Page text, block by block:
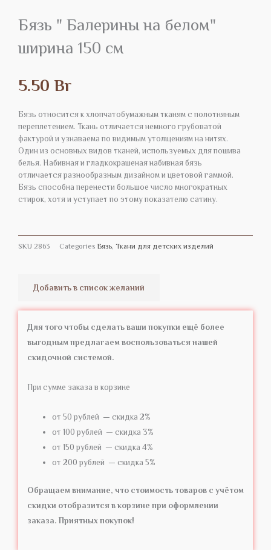
Бязь " Балерины на белом"
ширина 150 см
5.50 Br
Бязь относится к хлопчатобумажным тканям с полотняным
переплетением. Ткань отличается немного грубоватой
фактурой и узнаваема по видимым утолщениям на нитях.
Один из основных видов тканей, используемых для пошива
белья. Набивная и гладкокрашеная набивная бязь
отличается разнообразным дизайном и цветовой гаммой.
Бязь способна перенести большое число многократных
стирок, хотя и уступает по этому показателю сатину.
SKU 2863 Categories Бязь, Ткани для детских изделий
Добавить в список желаний
Для того чтобы сделать ваши покупки ещё более
выгодным предлагаем воспользоваться нашей
скидочной системой.
При сумме заказа в корзине
от 50 рублей — скидка 2%
от 100 рублей — скидка 3%
от 150 рублей — скидка 4%
от 200 рублей — скидка 5%
Обращаем внимание, что стоимость товаров с учётом
скидки отобразится в корзине при оформлении
заказа. Приятных покупок!